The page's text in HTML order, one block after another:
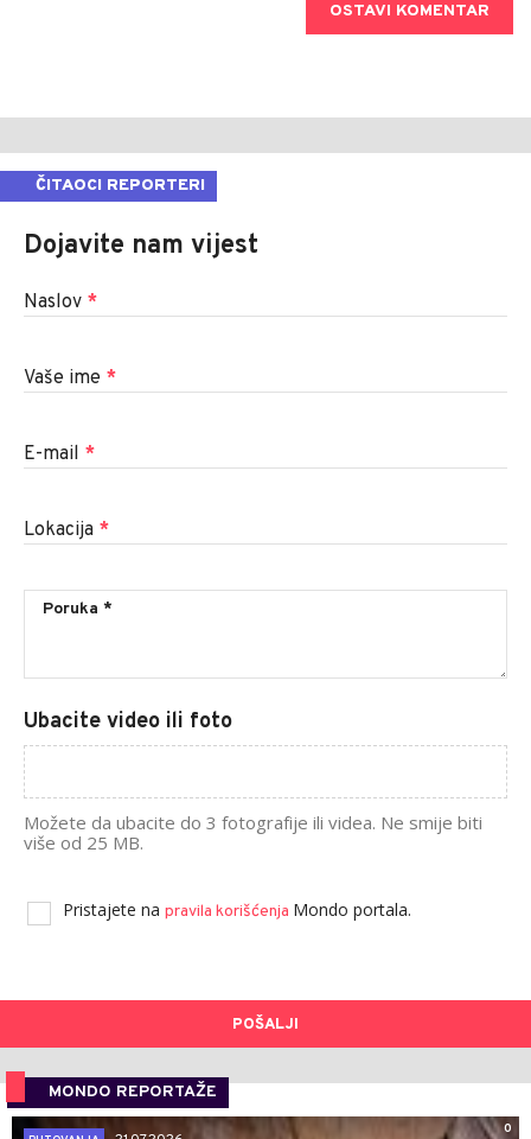
OSTAVI KOMENTAR
ČITAOCI REPORTERI
Dojavite nam vijest
Naslov *
Vaše ime *
E-mail *
Lokacija *
Ubacite video ili foto
Možete da ubacite do 3 fotografije ili videa. Ne smije biti
više od 25 MB.
Pristajete na pravila korišćenja Mondo portala.
POŠALJI
MONDO REPORTAŽE
0